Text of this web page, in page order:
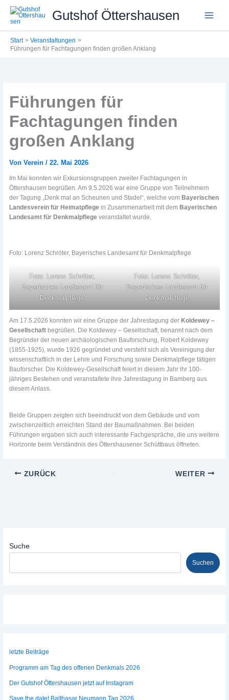
Inhalt
springen
Gutshof Öttershausen
Start
Veranstaltungen
Führungen für Fachtagungen finden großen Anklang
Führungen für
Fachtagungen finden
großen Anklang
VonVerein/22. Mai 2026
Im Mai konnten wir Exkursionsgruppen zweiter Fachtagungen in
Öttershausen begrüßen. Am 9.5.2026 war eine Gruppe von Teilnehmern
der Tagung „Denk mal an Scheunen und Stadel“, welche vom Bayerischen
Landesverein für Heimatpflege in Zusammenarbeit mit dem Bayerischen
Landesamt für Denkmalpflege veranstaltet wurde.
Foto: Lorenz Schröter, Bayerisches Landesamt für Denkmalpflege
Foto: Lorenz Schröter,
Bayerisches Landesamt für
Denkmalpflege
Foto: Lorenz Schröter,
Bayerisches Landesamt für
Denkmalpflege
Am 17.5.2026 konnten wir eine Gruppe der Jahrestagung der Koldewey –
Gesellschaft begrüßen. Die Koldewey – Gesellschaft, benannt nach dem
Begründer der neuen archäologischen Bauforschung, Robert Koldewey
(1855-1925), wurde 1926 gegründet und versteht sich als Vereinigung der
wissenschaftlich in der Lehre und Forschung sowie Denkmalpflege tätigen
Bauforscher. Die Koldewey-Gesellschaft feiert in diesem Jahr ihr 100-
jähriges Bestehen und veranstaltete ihre Jahrestagung in Bamberg aus
diesem Anlass.
Beide Gruppen zeigten sich beeindruckt von dem Gebäude und vom
zwischenzeitlich erreichten Stand der Baumaßnahmen. Bei beiden
Führungen ergaben sich auch interessante Fachgespräche, die uns weitere
Horizonte beim Verständnis des Öttershausener Schüttbaus öffneten.
ZURÜCK WEITER
Suche
Suchen
letzte Beiträge
Programm am Tag des offenen Denkmals 2026
Der Gutshof Öttershausen jetzt auf Instagram